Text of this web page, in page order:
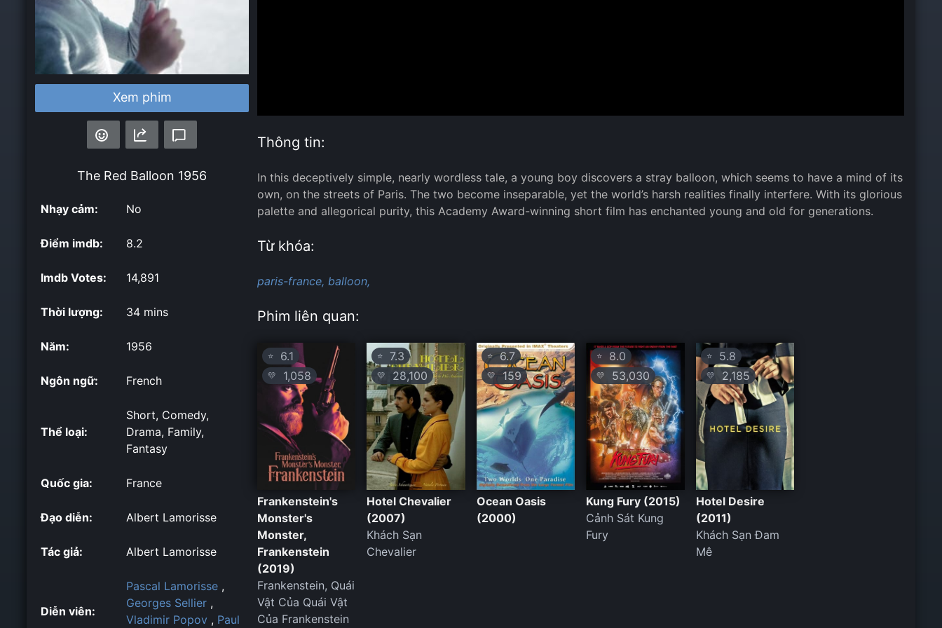
Xem phim
The Red Balloon 1956
Nhạy cảm: No
Điểm imdb: 8.2
Imdb Votes: 14,891
Thời lượng: 34 mins
Năm: 1956
Ngôn ngữ: French
Thể loại:
Short, Comedy,
Drama, Family,
Fantasy
Quốc gia: France
Đạo diễn: Albert Lamorisse
Tác giả: Albert Lamorisse
Diễn viên:
Pascal Lamorisse ,
Georges Sellier ,
Vladimir Popov , Paul
Thông tin:
In this deceptively simple, nearly wordless tale, a young boy discovers a stray balloon, which seems to have a mind of its
own, on the streets of Paris. The two become inseparable, yet the world’s harsh realities finally interfere. With its glorious
palette and allegorical purity, this Academy Award-winning short film has enchanted young and old for generations.
Từ khóa:
paris-france, balloon,
Phim liên quan:
⭐ 6.1
💛 1,058
Frankenstein's
Monster's
Monster,
Frankenstein
(2019)
Frankenstein, Quái
Vật Của Quái Vật
Của Frankenstein
⭐ 7.3
💛 28,100
Hotel Chevalier
(2007)
Khách Sạn
Chevalier
⭐6.7
💛 159
Ocean Oasis
(2000)
⭐ 8.0
💛 53,030
Kung Fury (2015)
Cảnh Sát Kung
Fury
⭐5.8
💛 2,185
Hotel Desire
(2011)
Khách Sạn Đam
Mê